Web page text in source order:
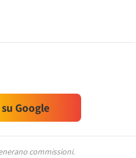
Google
commissioni.